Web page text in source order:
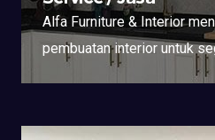
Alfa Furniture & Interior
pembuatan interior untuk